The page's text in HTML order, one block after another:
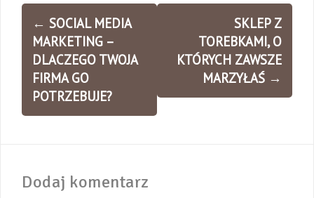
Zobacz
wpisy
← SOCIAL MEDIA
MARKETING –
DLACZEGO TWOJA
FIRMA GO
POTRZEBUJE?
SKLEP Z
TOREBKAMI, O
KTÓRYCH ZAWSZE
MARZYŁAŚ →
Dodaj komentarz